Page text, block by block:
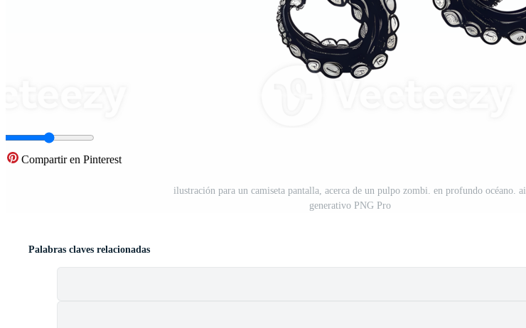
Compartir en Pinterest
ilustración para un camiseta pantalla, acerca de un pulpo zombi. en profundo océano. ai
generativo PNG Pro
Palabras claves relacionadas